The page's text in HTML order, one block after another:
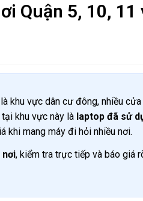
Quận 5, 10, 11
khu vực dân cư đông, nhiều
khu vực này là laptop đã sử
khi mang máy đi hỏi nhiều nơi.
nơi, kiểm tra trực tiếp và báo giá